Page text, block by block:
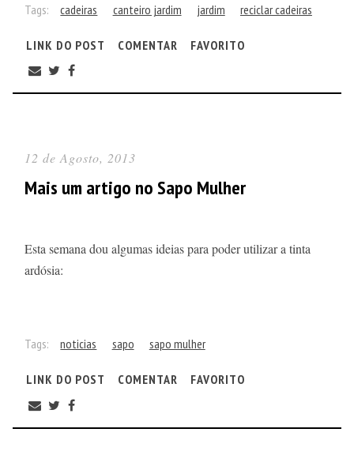
Tags: cadeiras canteiro jardim jardim reciclar cadeiras
LINK DO POST COMENTAR FAVORITO
12 de Agosto, 2013
Mais um artigo no Sapo Mulher
Esta semana dou algumas ideias para poder utilizar a tinta
ardósia:
Tags: noticias sapo sapo mulher
LINK DO POST COMENTAR FAVORITO